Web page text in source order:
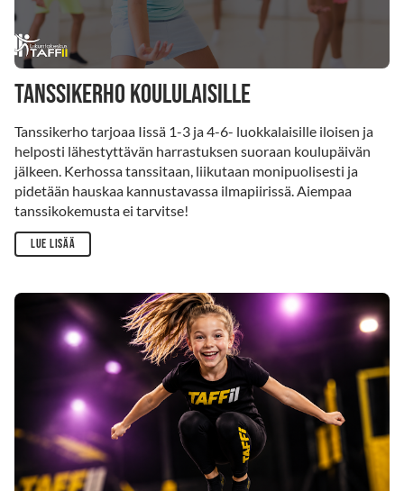
tanssikerho koululaisille
Tanssikerho tarjoaa Iissä 1-3 ja 4-6- luokkalaisille iloisen ja
helposti lähestyttävän harrastuksen suoraan koulupäivän
jälkeen. Kerhossa tanssitaan, liikutaan monipuolisesti ja
pidetään hauskaa kannustavassa ilmapiirissä. Aiempaa
tanssikokemusta ei tarvitse!
Lue lisää